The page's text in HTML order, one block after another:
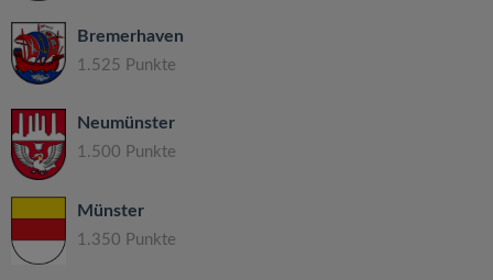
Bremerhaven
1.525 Punkte
Neumünster
1.500 Punkte
Münster
1.350 Punkte